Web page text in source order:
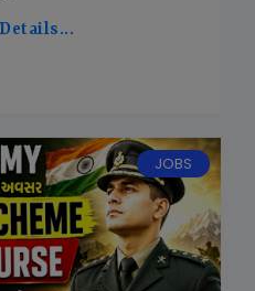
JOBS